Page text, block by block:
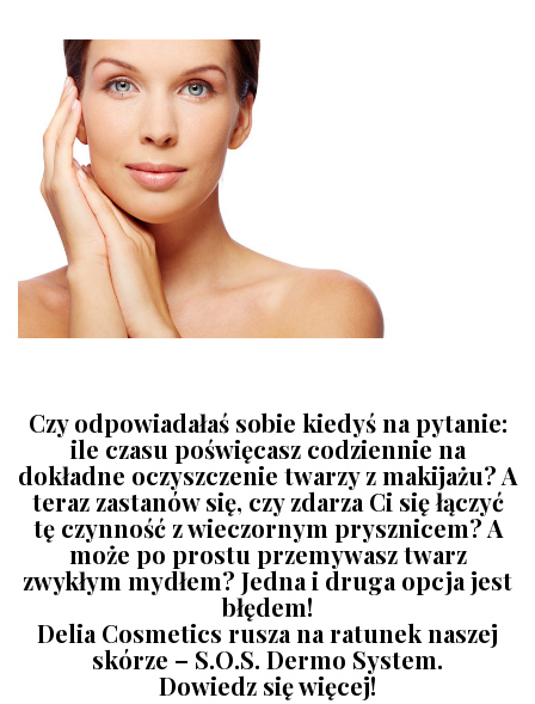
Czy odpowiadałaś sobie kiedyś na pytanie:
ile czasu poświęcasz codziennie na
dokładne oczyszczenie twarzy z makijażu? A
teraz zastanów się, czy zdarza Ci się łączyć
tę czynność z wieczornym prysznicem? A
może po prostu przemywasz twarz
zwykłym mydłem? Jedna i druga opcja jest
błędem!
Delia Cosmetics rusza na ratunek naszej
skórze – S.O.S. Dermo System.
Dowiedz się więcej!